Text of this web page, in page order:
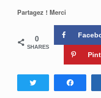
Partagez ! Merci
0
SHARES
Tweetez